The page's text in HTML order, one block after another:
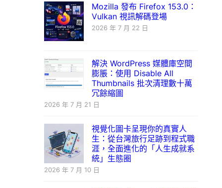
Mozilla 發布 Firefox 153.0：
Vulkan 視訊解碼登場
2026 年 7 月 22 日
解決 WordPress 媒體庫空間
膨脹：使用 Disable All
Thumbnails 批次清理數十萬
冗餘縮圖
2026 年 7 月 21 日
視覺化圖卡呈現你的真實人
生：從台灣旅行足跡到程式職
涯，全面進化的「人生成就系
統」生態圈
2026 年 7 月 10 日